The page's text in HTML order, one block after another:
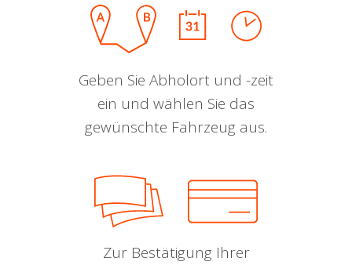
Geben Sie Abholort und -zeit
ein und wählen Sie das
gewünschte Fahrzeug aus.
Zur Bestätigung Ihrer